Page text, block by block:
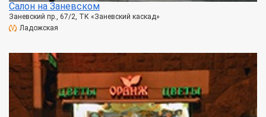
Салон на Заневском
Заневский пр., 67/2, ТК «Заневский каскад»
Ладожская